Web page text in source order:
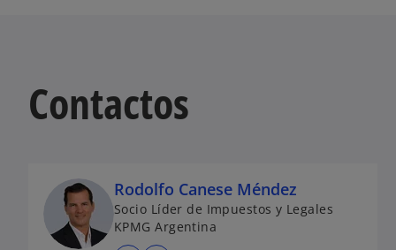
Contactos
Rodolfo Canese Méndez
Socio Líder de Impuestos y Legales
KPMG Argentina